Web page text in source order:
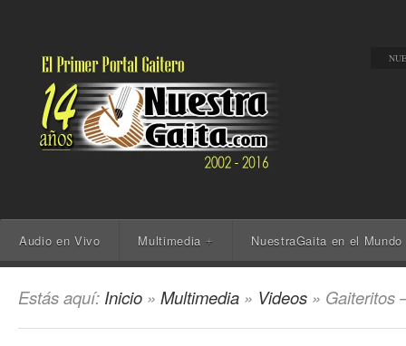
Audio en Vivo Multimedia + NuestraGaita en el Mundo
Estás aquí: Inicio » Multimedia » Videos » Gaiteritos